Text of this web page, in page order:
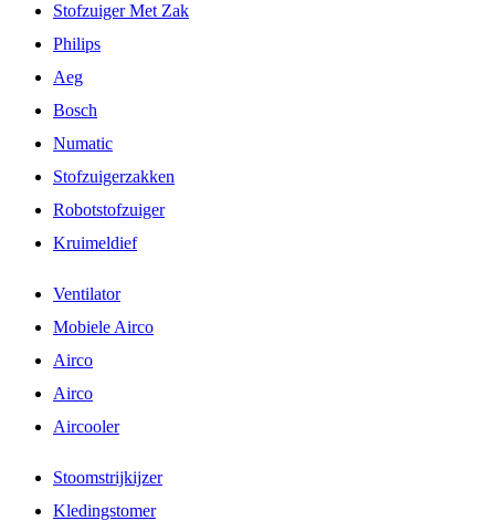
Stofzuiger Met Zak
Philips
Aeg
Bosch
Numatic
Stofzuigerzakken
Robotstofzuiger
Kruimeldief
Ventilator
Mobiele Airco
Airco
Airco
Aircooler
Stoomstrijkijzer
Kledingstomer